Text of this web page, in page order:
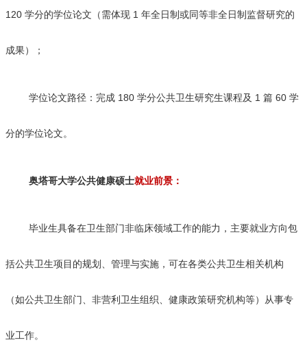
120 学分的学位论文（需体现 1 年全日制或同等非全日制监督研究的
成果）；
学位论文路径：完成 180 学分公共卫生研究生课程及 1 篇 60 学
分的学位论文。
奥塔哥大学公共健康硕士就业前景：
毕业生具备在卫生部门非临床领域工作的能力，主要就业方向包
括公共卫生项目的规划、管理与实施，可在各类公共卫生相关机构
（如公共卫生部门、非营利卫生组织、健康政策研究机构等）从事专
业工作。